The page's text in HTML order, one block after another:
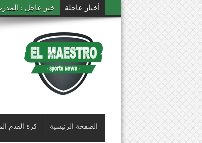
أخبار عاجلة خبر عاجل :
الصفحة الرئيسية كرة القدم